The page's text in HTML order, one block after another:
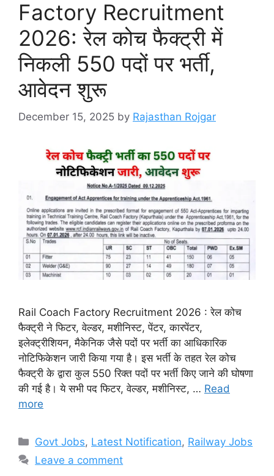
Factory Recruitment
2026: रेल कोच फैक्ट्री में
निकली 550 पदों पर भर्ती,
आवेदन शुरू
December 15, 2025 by Rajasthan Rojgar
Rail Coach Factory Recruitment 2026 : रेल कोच
फैक्ट्री ने फिटर, वेल्डर, मशीनिस्ट, पेंटर, कारपेंटर,
इलेक्ट्रीशियन, मैकेनिक जैसे पदों पर भर्ती का आधिकारिक
नोटिफिकेशन जारी किया गया है। इस भर्ती के तहत रेल कोच
फैक्ट्री के द्वारा कुल 550 रिक्त पदों पर भर्ती किए जाने की घोषणा
की गई है। ये सभी पद फिटर, वेल्डर, मशीनिस्ट, … Read
more
Categories
Govt Jobs, Latest Notification, Railway Jobs
Leave a comment